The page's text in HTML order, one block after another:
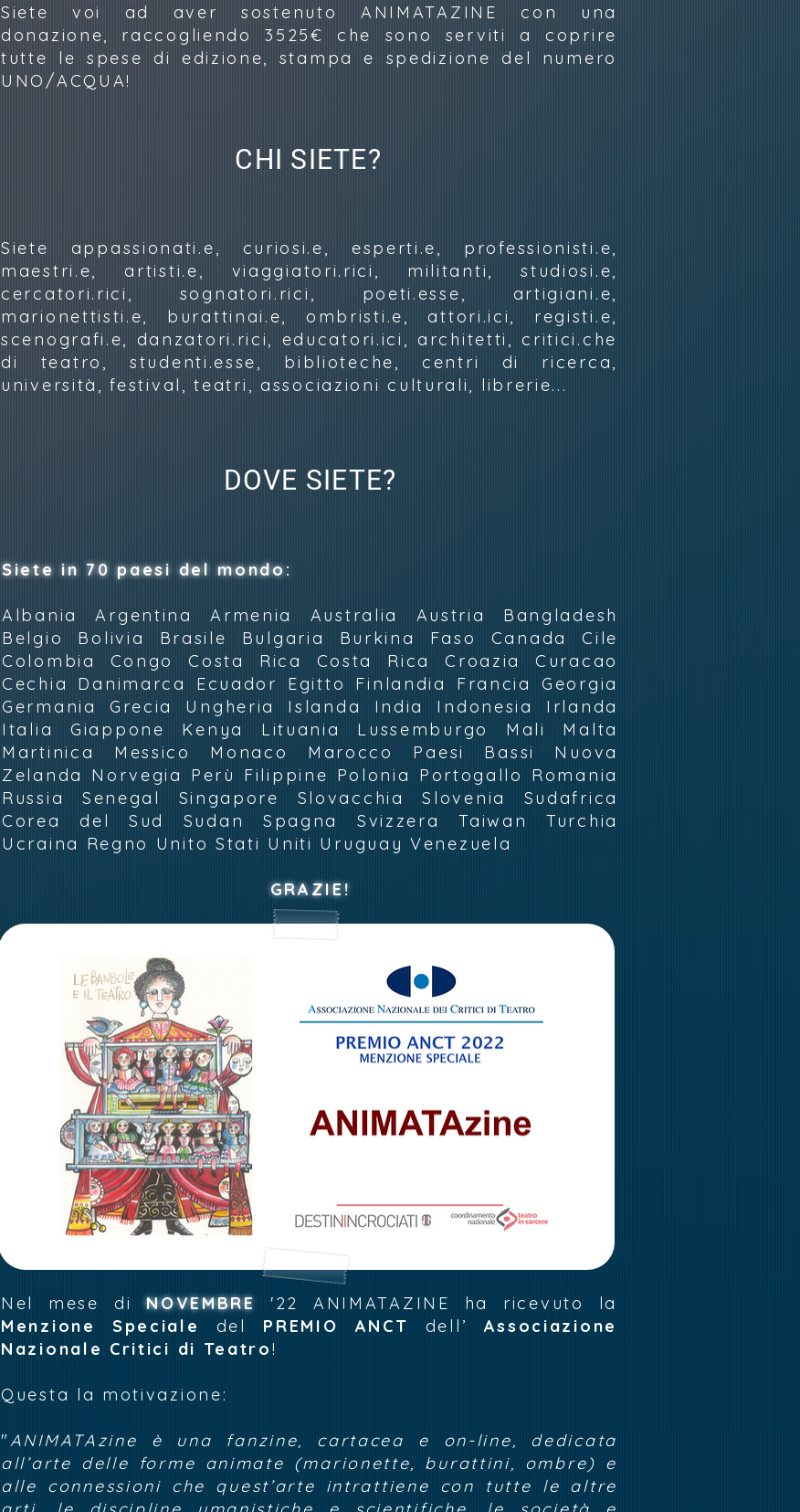
Siete voi ad aver sostenuto ANIMATAZINE con una
donazione, raccogliendo 3525€ che sono serviti a coprire
tutte le spese di edizione, stampa e spedizione del numero
UNO/ACQUA!
CHI SIETE?
Siete appassionati.e, curiosi.e, esperti.e, professionisti.e,
maestri.e, artisti.e, viaggiatori.rici, militanti, studiosi.e,
cercatori.rici, sognatori.rici, poeti.esse, artigiani.e,
marionettisti.e, burattinai.e, ombristi.e, attori.ici, registi.e,
scenografi.e, danzatori.rici, educatori.ici, architetti, critici.che
di teatro, studenti.esse, biblioteche, centri di ricerca,
università, festival, teatri, associazioni culturali, librerie...
DOVE SIETE?
Siete in 70 paesi del mondo:
Albania Argentina Armenia Australia Austria Bangladesh
Belgio Bolivia Brasile Bulgaria Burkina Faso Canada Cile
Colombia Congo Costa Rica Costa Rica Croazia Curacao
Cechia Danimarca Ecuador Egitto Finlandia Francia Georgia
Germania Grecia Ungheria Islanda India Indonesia Irlanda
Italia Giappone Kenya Lituania Lussemburgo Mali Malta
Martinica Messico Monaco Marocco Paesi Bassi Nuova
Zelanda Norvegia Perù Filippine Polonia Portogallo Romania
Russia Senegal Singapore Slovacchia Slovenia Sudafrica
Corea del Sud Sudan Spagna Svizzera Taiwan Turchia
Ucraina Regno Unito Stati Uniti Uruguay Venezuela
GRAZIE!
Nel mese diNOVEMBRE
'22 ANIMATAZINE ha ricevuto la
Menzione Speciale
del PREMIO ANCT dell’ Associazione
Nazionale Critici di Teatro!
Questa la motivazione:
"ANIMATAzine è una fanzine, cartacea e on-line, dedicata
all’arte delle forme animate (marionette, burattini, ombre) e
alle connessioni che quest’arte intrattiene con tutte le altre